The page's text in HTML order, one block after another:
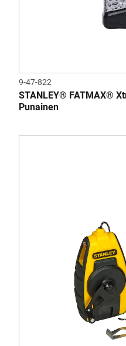
9-47-822
STANLEY® FATMAX®
Punainen